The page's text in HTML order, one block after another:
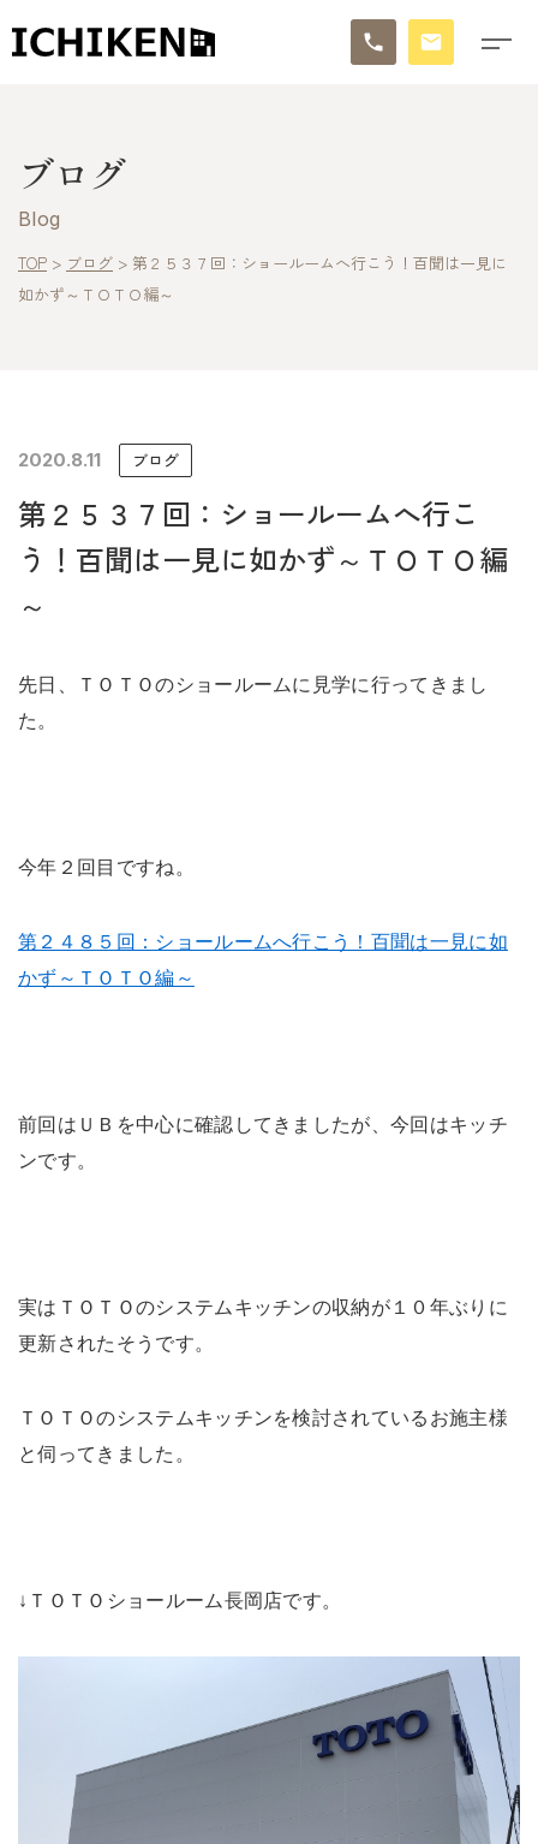
ブログ
施工事例
未来に住み継ぐ平屋
お問い合わせ
ブログ
Blog
TOP > ブログ > 第２５３７回：ショールームへ行こう！百聞は一見に
如かず～ＴＯＴＯ編～
2020.8.11 ブログ
第２５３７回：ショールームへ行こ
う！百聞は一見に如かず～ＴＯＴＯ編
～
先日、ＴＯＴＯのショールームに見学に行ってきまし
た。
今年２回目ですね。
第２４８５回：ショールームへ行こう！百聞は一見に如
かず～ＴＯＴＯ編～
前回はＵＢを中心に確認してきましたが、今回はキッチ
ンです。
実はＴＯＴＯのシステムキッチンの収納が１０年ぶりに
更新されたそうです。
ＴＯＴＯのシステムキッチンを検討されているお施主様
と伺ってきました。
↓ＴＯＴＯショールーム長岡店です。